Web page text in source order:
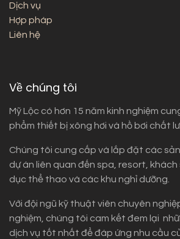
Dịch vụ
Hợp pháp
Liên hệ
Về chúng tôi
Mỹ Lộc có hơn 15 năm kinh nghiệm
phẩm thiết bị xông hơi và hồ bơi chất
Chúng tôi cung cấp và lắp đặt các
dự án liên quan đến spa, resort,
dục thể thao và các khu nghỉ dưỡng.
Với đội ngũ kỹ thuật viên chuyên
nghiệm, chúng tôi cam kết đem lại
dịch vụ tốt nhất để đáp ứng nhu cầu